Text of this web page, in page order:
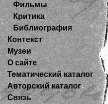
Фильмы
Критика
Библиография
Контекст
Музеи
О сайте
Тематический каталог
Авторский каталог
Связь